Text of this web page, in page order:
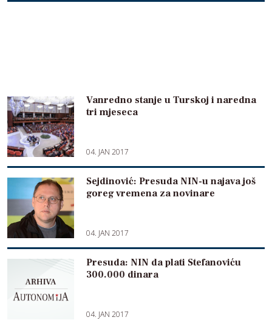
Vanredno stanje u Turskoj i naredna
tri mjeseca
04. JAN 2017
Sejdinović: Presuda NIN-u najava još
goreg vremena za novinare
04. JAN 2017
Presuda: NIN da plati Stefanoviću
300.000 dinara
04. JAN 2017